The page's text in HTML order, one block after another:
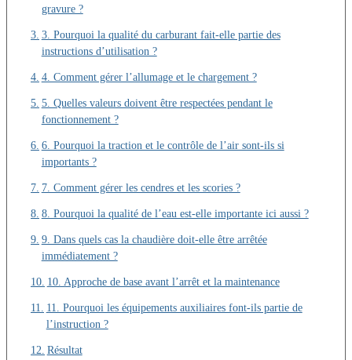
gravure ?
3. Pourquoi la qualité du carburant fait-elle partie des
instructions d’utilisation ?
4. Comment gérer l’allumage et le chargement ?
5. Quelles valeurs doivent être respectées pendant le
fonctionnement ?
6. Pourquoi la traction et le contrôle de l’air sont-ils si
importants ?
7. Comment gérer les cendres et les scories ?
8. Pourquoi la qualité de l’eau est-elle importante ici aussi ?
9. Dans quels cas la chaudière doit-elle être arrêtée
immédiatement ?
10. Approche de base avant l’arrêt et la maintenance
11. Pourquoi les équipements auxiliaires font-ils partie de
l’instruction ?
Résultat